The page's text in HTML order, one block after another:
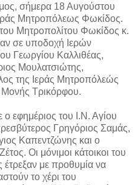
σήμερα 18 Αυγούστου
Μητροπόλεως Φωκίδος.
Μητροπολίτου Φωκίδος κ.
σε υποδοχή Ιερών
Γεωργίου Καλλιθέας,
Μουλατσιώτης,
της Ιεράς Μητροπόλεώς
Μονής Τρικόρφου.
εφημέριος του Ι.Ν. Αγίου
Γρηγόριος Σαμάς,
Καπεντζώνης και ο
Οι μόνιμοι κάτοικοι του
έτρεξαν με προθυμία να
το χέρι του